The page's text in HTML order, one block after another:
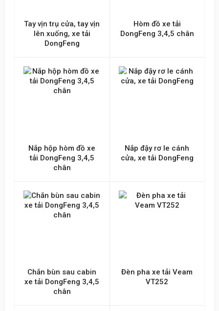
Tay vịn trụ cửa, tay vịn
lên xuống, xe tải
DongFeng
Hòm đồ xe tải
DongFeng 3,4,5 chân
Nắp hộp hòm đồ xe
tải DongFeng 3,4,5
chân
Nắp đậy rơ le cánh
cửa, xe tải DongFeng
Chắn bùn sau cabin
xe tải DongFeng 3,4,5
chân
Đèn pha xe tải Veam
VT252